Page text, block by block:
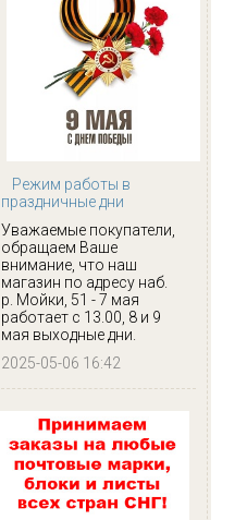
Режим работы в
праздничные дни
Уважаемые покупатели,
обращаем Ваше
внимание, что наш
магазин по адресу наб.
р. Мойки, 51 - 7 мая
работает с 13.00, 8 и 9
мая выходные дни.
2025-05-06 16:42